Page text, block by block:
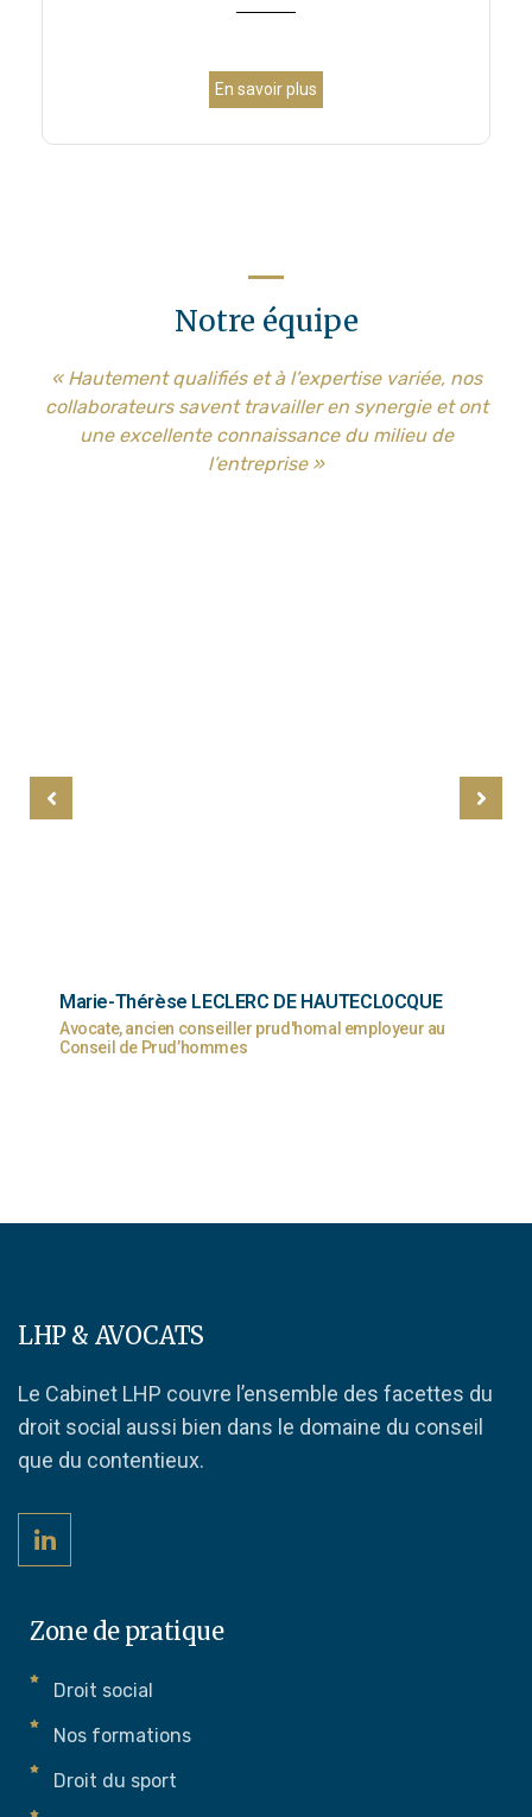
En savoir plus
Notre équipe
« Hautement qualifiés et à l’expertise variée, nos
collaborateurs savent travailler en synergie et ont
une excellente connaissance du milieu de
l’entreprise »
Marie-Thérèse LECLERC DE HAUTECLOCQUE
Avocate, ancien conseiller prud'homal employeur au
Conseil de Prud’hommes
LHP & AVOCATS
Le Cabinet LHP couvre l’ensemble des facettes du
droit social aussi bien dans le domaine du conseil
que du contentieux.
Zone de pratique
Droit social
Nos formations
Droit du sport